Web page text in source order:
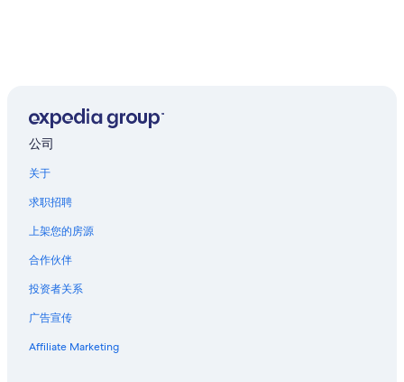
公司
关于
求职招聘
上架您的房源
合作伙伴
投资者关系
广告宣传
Affiliate Marketing